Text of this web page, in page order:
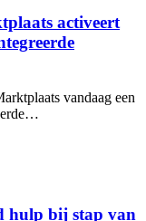
activeert
vandaag een
hulp bij stap van